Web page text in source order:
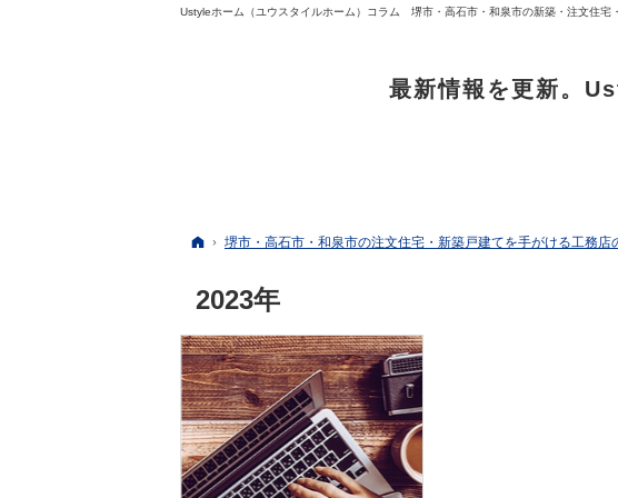
ホーム
堺市・高石市・和泉市の注文住宅・新築戸建てを手がける工務
2023年
最新情報を更新。